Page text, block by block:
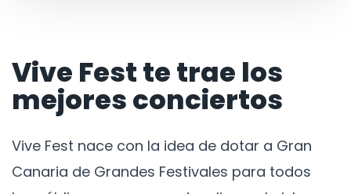
Vive Fest te trae los
mejores conciertos
Vive Fest nace con la idea de dotar a Gran
Canaria de Grandes Festivales para todos